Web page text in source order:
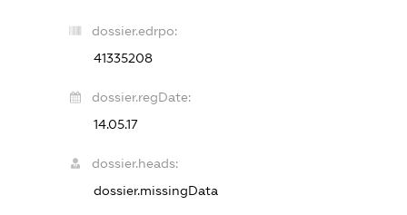
dossier.edrpo:
41335208
dossier.regDate:
14.05.17
dossier.heads:
dossier.missingData